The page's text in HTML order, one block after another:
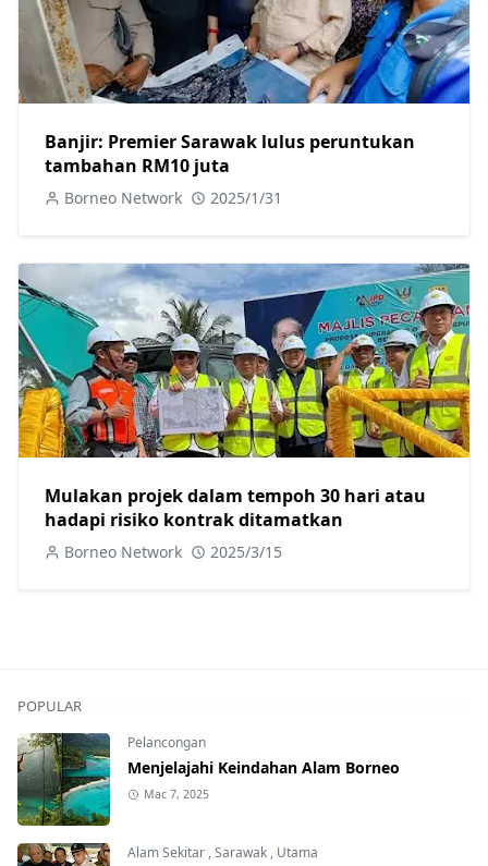
Banjir: Premier Sarawak lulus peruntukan
tambahan RM10 juta
Borneo Network 2025/1/31
Mulakan projek dalam tempoh 30 hari atau
hadapi risiko kontrak ditamatkan
Borneo Network 2025/3/15
POPULAR
Pelancongan
Menjelajahi Keindahan Alam Borneo
Mac 7, 2025
Alam Sekitar ,Sarawak , Utama